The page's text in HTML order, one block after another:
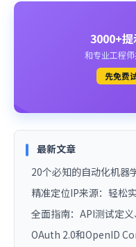
3000+
和专业工程
先免费
最新文章
20个必知的自动化机器
精准定位IP来源：轻松
全面指南：API测试定
OAuth 2.0和OpenID